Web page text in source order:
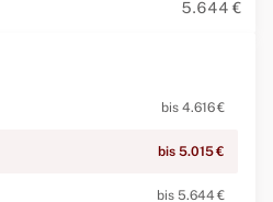
5.644 €
bis 4.616 €
bis 5.015 €
bis 5.644 €